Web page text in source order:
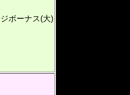
ボーナス(大)